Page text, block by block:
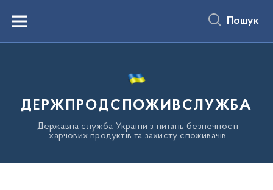
вмістуMenu Пошук
ДЕРЖПРОДСПОЖИВСЛУЖБА
Державна служба України з питань безпечності
харчових продуктів та захисту споживачів